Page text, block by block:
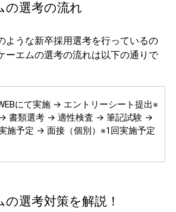
の選考の流れ
ような新卒採用選考を行っているの
ーエムの選考の流れは以下の通りで
にて実施 → エントリーシート提出※
→ 書類選考 → 適性検査 → 筆記試験 →
施予定 → 面接（個別）※1回実施予定
選考対策を解説！